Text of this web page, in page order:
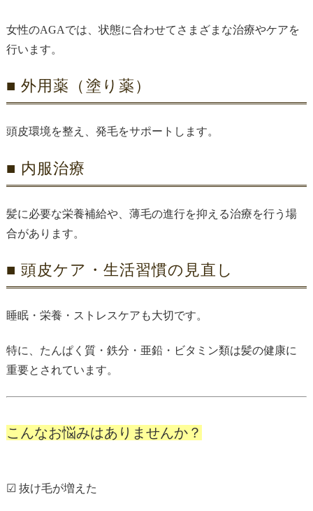
女性のAGAでは、状態に合わせてさまざまな治療やケアを
行います。
■ 外用薬（塗り薬）
頭皮環境を整え、発毛をサポートします。
■ 内服治療
髪に必要な栄養補給や、薄毛の進行を抑える治療を行う場
合があります。
■ 頭皮ケア・生活習慣の見直し
睡眠・栄養・ストレスケアも大切です。
特に、たんぱく質・鉄分・亜鉛・ビタミン類は髪の健康に
重要とされています。
こんなお悩みはありませんか？
☑ 抜け毛が増えた